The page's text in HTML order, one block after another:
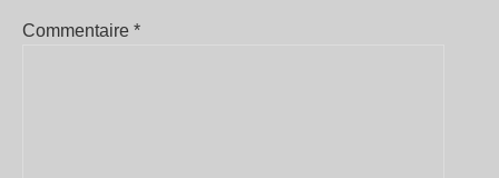
Commentaire *